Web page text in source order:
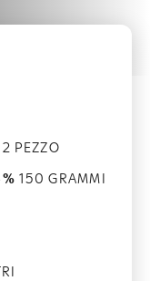
2 PEZZO
150 GRAMMI